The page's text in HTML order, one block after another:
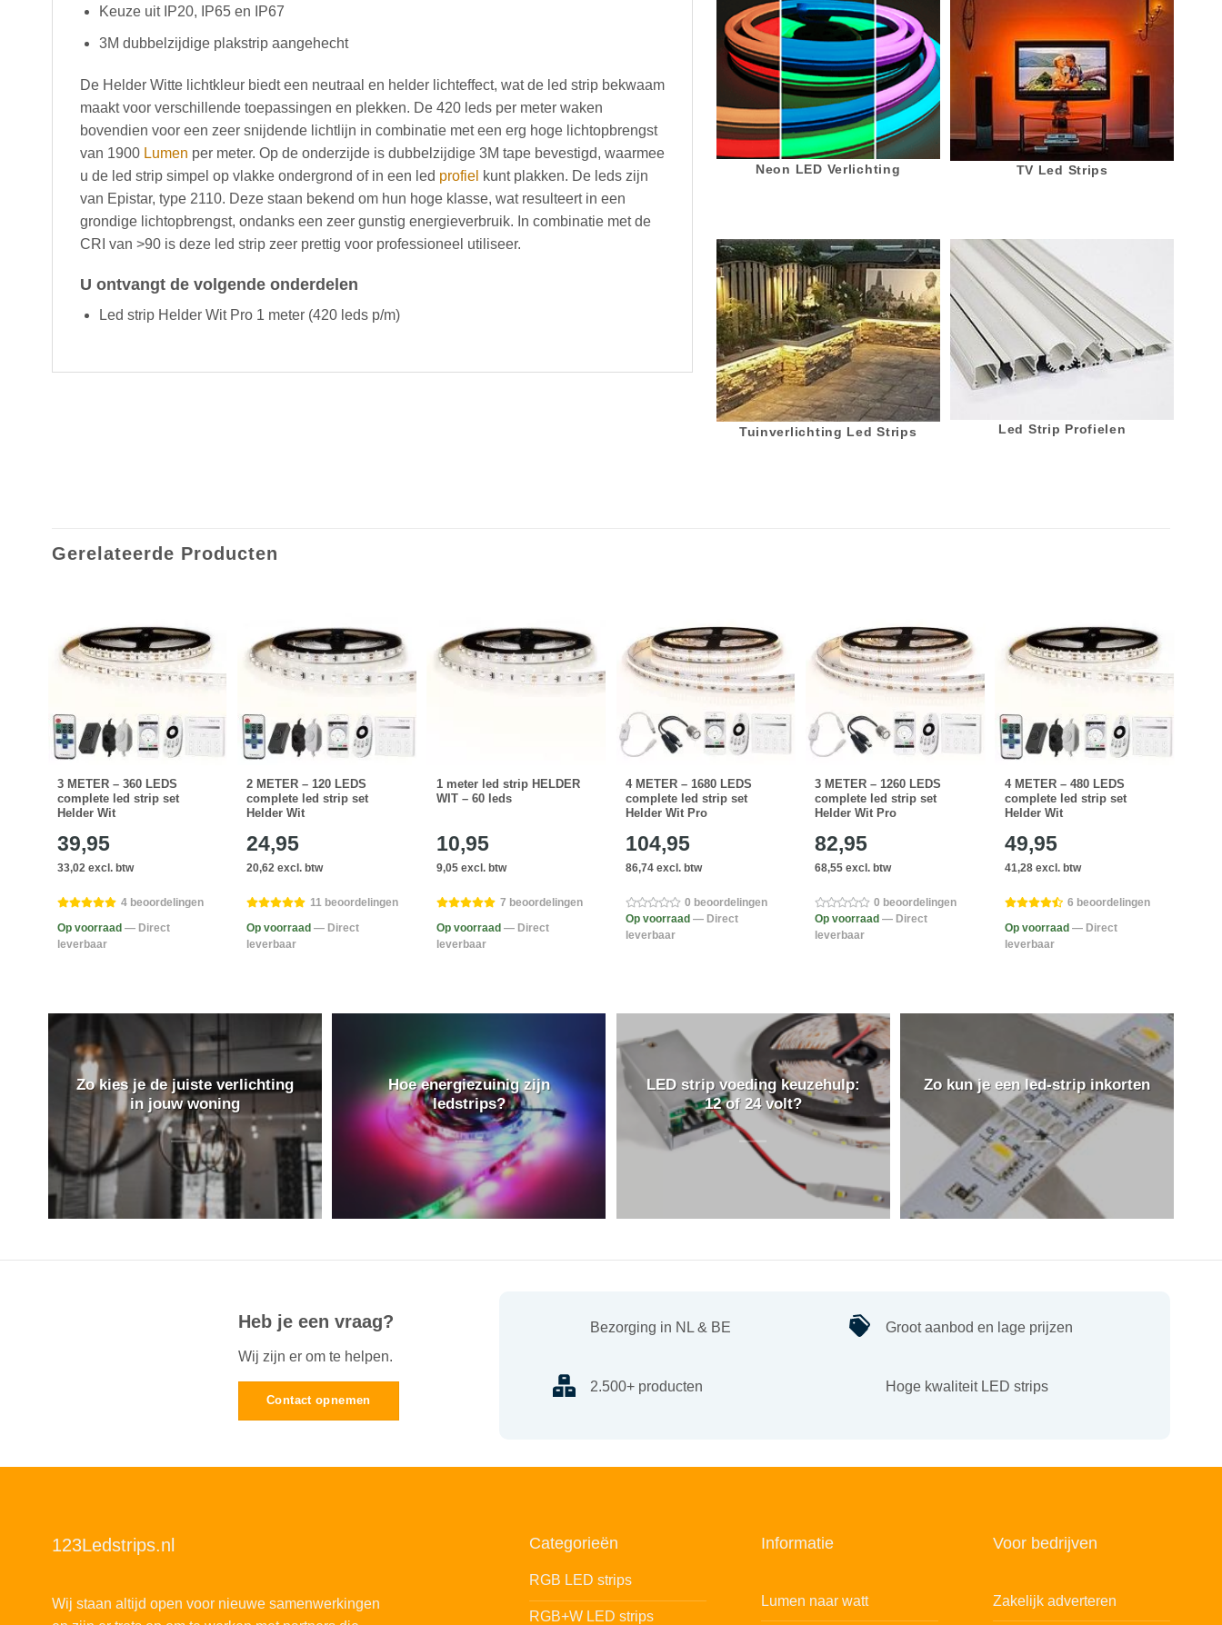
Keuze uit IP20, IP65 en IP67
3M dubbelzijdige plakstrip aangehecht
De Helder Witte lichtkleur biedt een neutraal en helder lichteffect, wat de led strip bekwaam
maakt voor verschillende toepassingen en plekken. De 420 leds per meter waken
bovendien voor een zeer snijdende lichtlijn in combinatie met een erg hoge lichtopbrengst
van 1900 Lumen per meter. Op de onderzijde is dubbelzijdige 3M tape bevestigd, waarmee
u de led strip simpel op vlakke ondergrond of in een led profiel kunt plakken. De leds zijn
van Epistar, type 2110. Deze staan bekend om hun hoge klasse, wat resulteert in een
grondige lichtopbrengst, ondanks een zeer gunstig energieverbruik. In combinatie met de
CRI van >90 is deze led strip zeer prettig voor professioneel utiliseer.
U ontvangt de volgende onderdelen
Led strip Helder Wit Pro 1 meter (420 leds p/m)
Neon LED Verlichting TV Led Strips
Tuinverlichting Led Strips Led Strip Profielen
Gerelateerde Producten
3 METER – 360 LEDS
complete led strip set
Helder Wit
39,95
33,02 excl. btw
4 beoordelingen
Op voorraad — Direct
leverbaar
2 METER – 120 LEDS
complete led strip set
Helder Wit
24,95
20,62 excl. btw
11 beoordelingen
Op voorraad — Direct
leverbaar
1 meter led strip HELDER
WIT – 60 leds
10,95
9,05 excl. btw
7 beoordelingen
Op voorraad — Direct
leverbaar
4 METER – 1680 LEDS
complete led strip set
Helder Wit Pro
104,95
86,74 excl. btw
0 beoordelingen
Op voorraad — Direct
leverbaar
3 METER – 1260 LEDS
complete led strip set
Helder Wit Pro
82,95
68,55 excl. btw
0 beoordelingen
Op voorraad — Direct
leverbaar
4 METER – 480 LEDS
complete led strip set
Helder Wit
49,95
41,28 excl. btw
6 beoordelingen
Op voorraad — Direct
leverbaar
Zo kies je de juiste verlichting
in jouw woning
Hoe energiezuinig zijn
ledstrips?
LED strip voeding keuzehulp:
12 of 24 volt?
Zo kun je een led-strip inkorten
Heb je een vraag?
Wij zijn er om te helpen.
Contact opnemen
Bezorging in NL & BE
2.500+ producten
Groot aanbod en lage prijzen
Hoge kwaliteit LED strips
123Ledstrips.nl
Wij staan altijd open voor nieuwe samenwerkingen
Categorieën
RGB LED strips
RGB+W LED strips
Informatie
Lumen naar watt
Voor bedrijven
Zakelijk adverteren